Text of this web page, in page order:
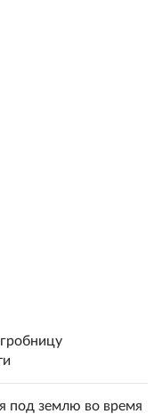
под землю во время